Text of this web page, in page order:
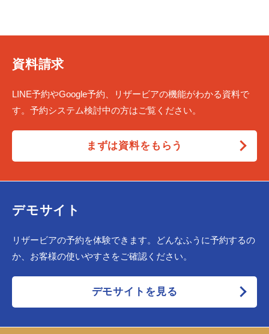
資料請求
LINE予約やGoogle予約、リザービアの機能がわかる資料で
す。予約システム検討中の方はご覧ください。
まずは資料をもらう
デモサイト
リザービアの予約を体験できます。どんなふうに予約するの
か、お客様の使いやすさをご確認ください。
デモサイトを見る